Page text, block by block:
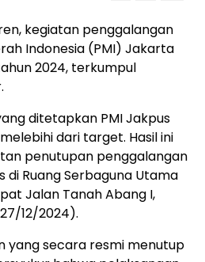
kegiatan penggalangan
Indonesia (PMI) Jakarta
2024, terkumpul
ditetapkan PMI Jakpus
dari target. Hasil ini
penutupan penggalangan
di Ruang Serbaguna Utama
Jalan Tanah Abang I,
12/2024).
yang secara resmi menutup